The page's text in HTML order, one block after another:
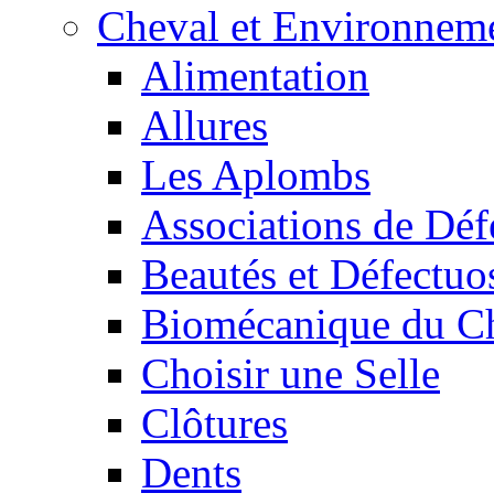
Cheval et
Alimentation
Allures
Les Aplombs
Associations de
Beautés et
Biomécanique du
Choisir une Selle
Clôtures
Dents